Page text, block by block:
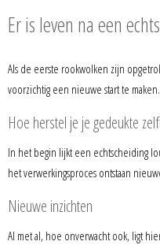
Er is leven na een
Als de eerste rookwolken zijn
voorzichtig een nieuwe start te maken.
Hoe herstel je je gedeukte
In het begin lijkt een echtscheiding
het verwerkingsproces ontstaan
Nieuwe inzichten
Al met al, hoe onverwacht ook, ligt